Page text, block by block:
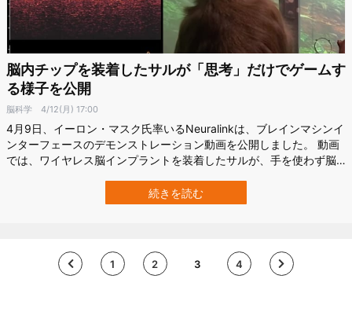
脳内チップを装着したサルが「思考」だけでゲームす
る様子を公開
脳科学 4/12(月) 17:00
4月9日、イーロン・マスク氏率いるNeuralinkは、ブレインマシンイ
ンターフェースのデモンストレーション動画を公開しました。 動画
では、ワイヤレス脳インプラントを装着したサルが、手を使わず脳
でコンピュータを操作する」ことがサルで実証されたのです。 サル
がゲーム操作している時の神経活動を脳インプラントで記録 動画で
続きを読む
1 2 3 4